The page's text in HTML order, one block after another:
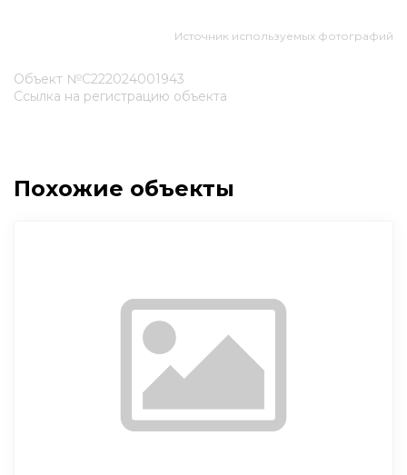
Источник используемых фотографий
Объект №С222024001943
Ссылка на регистрацию объекта
Похожие объекты